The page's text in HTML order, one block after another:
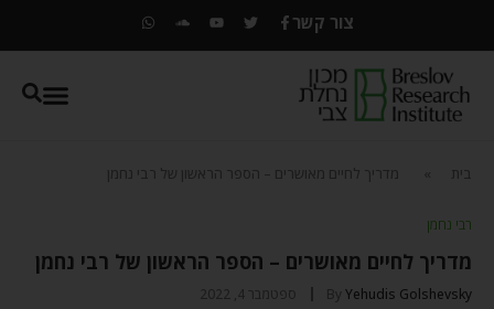
צור קשר
» מדריך לחיים מאושרים – הספר הראשון של רבי נחמן
רבי נחמן
מדריך לחיים מאושרים – הספר הראשון של רבי נחמן
ByYehudis Golshevsky ספטמבר 4, 2022